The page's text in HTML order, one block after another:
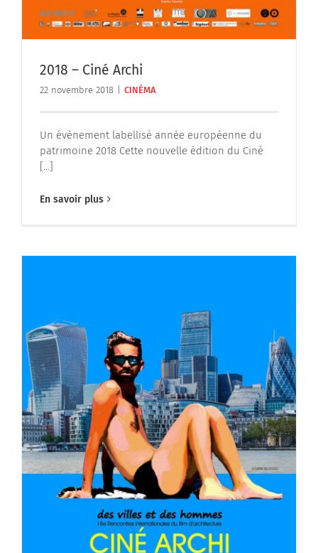
2018 – Ciné Archi
22 novembre 2018 CINÉMA
Un évènement labellisé année européenne du
patrimoine 2018 Cette nouvelle édition du Ciné
[...]
En savoir plus